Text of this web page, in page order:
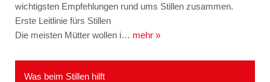
wichtigsten Empfehlungen rund ums Stillen zusammen.
Erste Leitlinie fürs Stillen
Die meisten Mütter wollen i… mehr »
Was beim Stillen hilft